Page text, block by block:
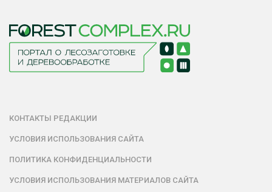
КОНТАКТЫ РЕДАКЦИИ
УСЛОВИЯ ИСПОЛЬЗОВАНИЯ САЙТА
ПОЛИТИКА КОНФИДЕНЦИАЛЬНОСТИ
УСЛОВИЯ ИСПОЛЬЗОВАНИЯ МАТЕРИАЛОВ САЙТА